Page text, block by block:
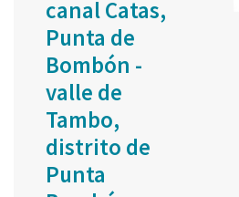
canal Catas,
Punta de
Bombón -
valle de
Tambo,
distrito de
Punta